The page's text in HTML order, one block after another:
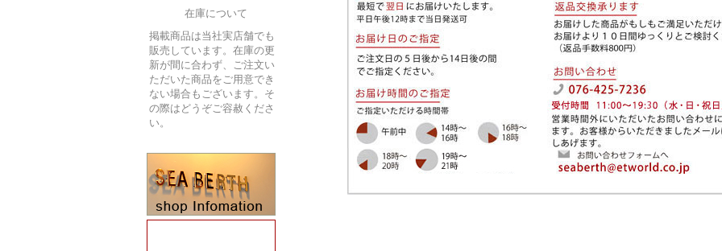
在庫について
掲載商品は当社実店舗でも
販売しています。在庫の更
新が間に合わず、ご注文い
ただいた商品をご用意でき
ない場合もございます。そ
の際はどうぞご容赦くださ
い。